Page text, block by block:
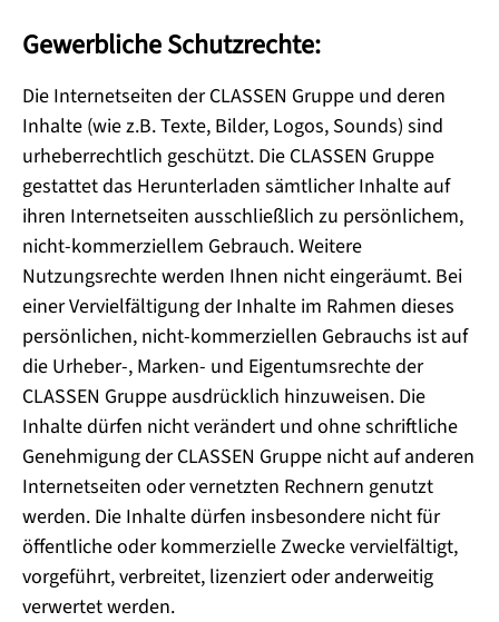
Gewerbliche Schutzrechte:
Die Internetseiten der CLASSEN Gruppe und deren
Inhalte (wie z.B. Texte, Bilder, Logos, Sounds) sind
urheberrechtlich geschützt. Die CLASSEN Gruppe
gestattet das Herunterladen sämtlicher Inhalte auf
ihren Internetseiten ausschließlich zu persönlichem,
nicht-kommerziellem Gebrauch. Weitere
Nutzungsrechte werden Ihnen nicht eingeräumt. Bei
einer Vervielfältigung der Inhalte im Rahmen dieses
persönlichen, nicht-kommerziellen Gebrauchs ist auf
die Urheber-, Marken- und Eigentumsrechte der
CLASSEN Gruppe ausdrücklich hinzuweisen. Die
Inhalte dürfen nicht verändert und ohne schriftliche
Genehmigung der CLASSEN Gruppe nicht auf anderen
Internetseiten oder vernetzten Rechnern genutzt
werden. Die Inhalte dürfen insbesondere nicht für
öffentliche oder kommerzielle Zwecke vervielfältigt,
vorgeführt, verbreitet, lizenziert oder anderweitig
verwertet werden.